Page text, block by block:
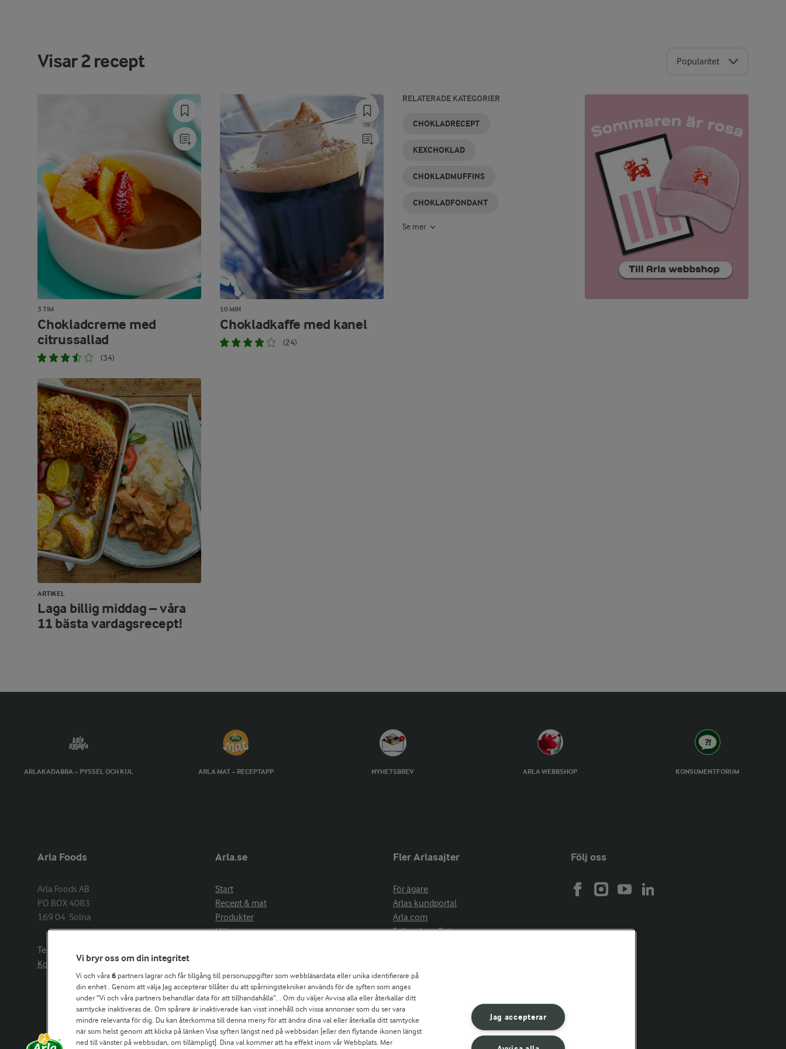
Visar2recept Popularitet
3 TIM
Chokladcreme med
citrussallad
(34)
10 MIN
Chokladkaffe med kanel
(24)
RELATERADE KATEGORIER
CHOKLADRECEPT
KEXCHOKLAD
CHOKLADMUFFINS
CHOKLADFONDANT
CHOKLADKAKA
CHOKLADGANACHE
CHOKLADMOUSSE
CHOKLADSÅS
SPANSK
OMELETT
CHOKLADTÅRTOR
Se mer
ARTIKEL
Laga billig middag – våra
11 bästa vardagsrecept!
ARLAKADABRA – PYSSEL OCH KUL ARLA MAT – RECEPTAPP NYHETSBREV ARLA WEBBSHOP KONSUMENTFORUM
Arla Foods
Arla Foods AB
PO BOX 4083
169 04  Solna
Telefon:
Kontakta oss
Arla.se
Start
Recept & mat
Produkter
Hälsa
Aktuellt
Om Arla
Nyheter & press
Jobb & karriär
Kontakta oss
Fler Arlasajter
För ägare
Arlas kundportal
Arla.com
Falbygdens Ost
Följ oss
Vi bryr oss om din integritet
Vi och våra 6 partners lagrar och får tillgång till personuppgifter som webbläsardata eller unika identifierare på
din enhet . Genom att välja Jag accepterar tillåter du att spårningstekniker används för de syften som anges
under ”Vi och våra partners behandlar data för att tillhandahålla”. . Om du väljer Avvisa alla eller återkallar ditt
samtycke inaktiveras de. Om spårare är inaktiverade kan visst innehåll och vissa annonser som du ser vara
mindre relevanta för dig. Du kan återkomma till denna meny för att ändra dina val eller återkalla ditt samtycke
när som helst genom att klicka på länken Visa syften längst ned på webbsidan [eller den flytande ikonen längst
ned till vänster på webbsidan, om tillämpligt]. Dina val kommer att ha effekt inom vår Webbplats. Mer
Jag accepterar